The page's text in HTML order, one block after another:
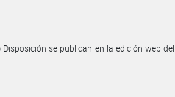
se publican en la edición web del